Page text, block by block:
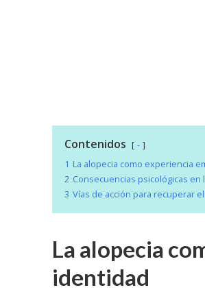
Contenidos
-
1 La alopecia como experiencia
2 Consecuencias psicológicas en
3 Vías de acción para recuperar
La alopecia
identidad